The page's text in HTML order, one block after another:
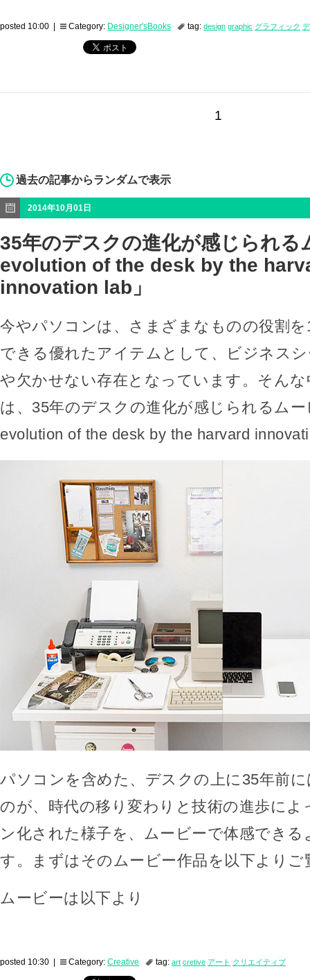
posted 10:00 | Category: Designer'sBooks tag: design graphic グラフィック
1
過去の記事からランダムで表示
2014年10月01日
35年のデスクの進化が感じられる
evolution of the desk by the
innovation lab」
今やパソコンは、さまざまなものの役割
できる優れたアイテムとして、ビジネス
や欠かせない存在となっています。そん
は、35年のデスクの進化が感じられるムー
evolution of the desk by the harvard
パソコンを含めた、デスクの上に35年前
のが、時代の移り変わりと技術の進歩に
ン化された様子を、ムービーで体感でき
す。まずはそのムービー作品を以下よりご
ムービーは以下より
posted 10:30 | Category: Creative tag: art cretive アート クリエイティブ